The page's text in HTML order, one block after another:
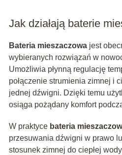
Jak działają baterie
Bateria mieszaczowajest
wybieranych rozwiązań w
Umożliwia płynną regulację
połączenie strumienia zimnej i
jednej dźwigni. Dzięki temu
osiąga pożądany komfort
W praktyce bateria
przesuwania dźwigni w prawo
stosunek zimnej do ciepłej